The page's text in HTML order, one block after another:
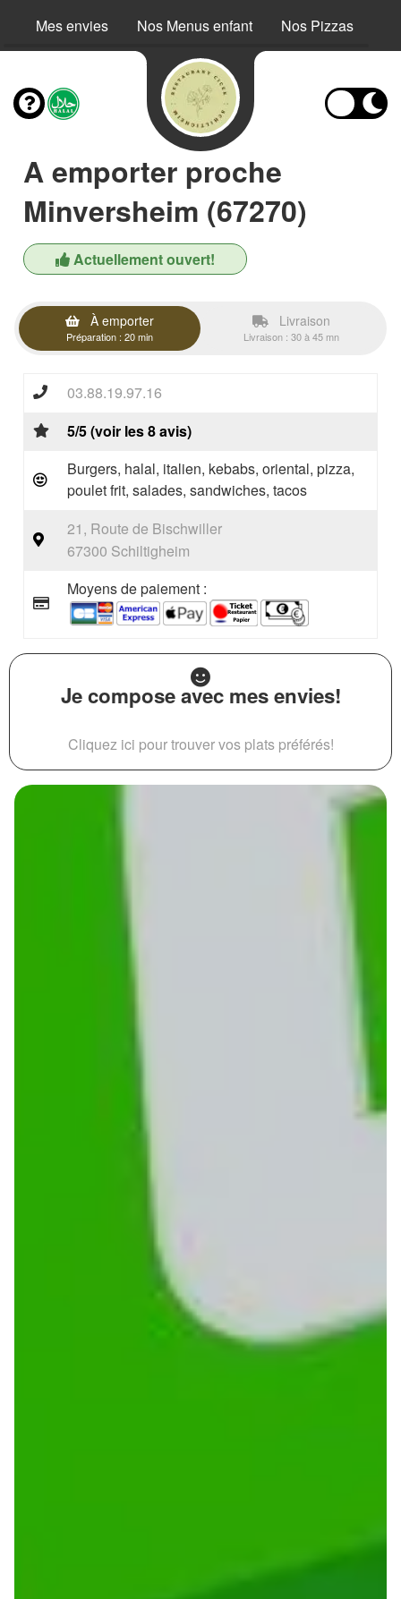
Mes envies Nos Menus enfant Nos Pizzas
A emporter proche
Minversheim (67270)
Actuellement ouvert!
À emporter
Préparation : 20 min
Livraison
Livraison : 30 à 45 mn
03.88.19.97.16
5/5 (voir les 8 avis)
Burgers, halal, italien, kebabs, oriental, pizza,
poulet frit, salades, sandwiches, tacos
21, Route de Bischwiller
67300 Schiltigheim
Moyens de paiement :
Je compose avec mes envies!
Cliquez ici pour trouver vos plats préférés!